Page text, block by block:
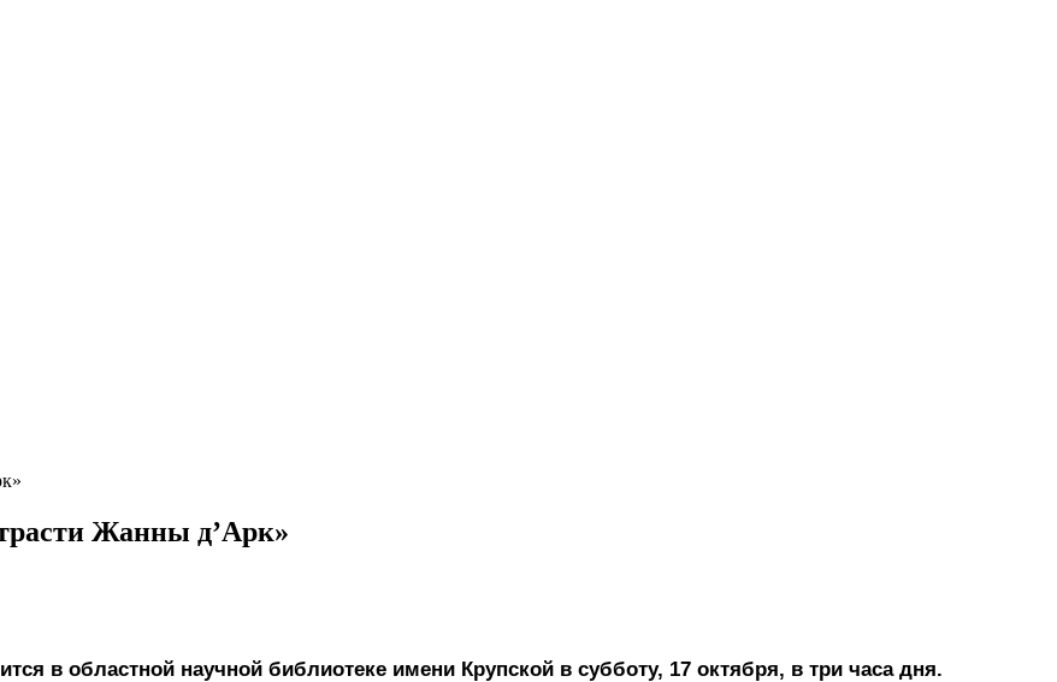
Жанны д’Арк»
в областной научной библиотеке имени Крупской в субботу, 17 октября, в три часа дня.